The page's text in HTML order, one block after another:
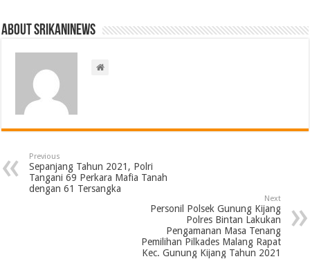
About srikaninews
Previous
Sepanjang Tahun 2021, Polri
Tangani 69 Perkara Mafia Tanah
dengan 61 Tersangka
Next
Personil Polsek Gunung Kijang
Polres Bintan Lakukan
Pengamanan Masa Tenang
Pemilihan Pilkades Malang Rapat
Kec. Gunung Kijang Tahun 2021